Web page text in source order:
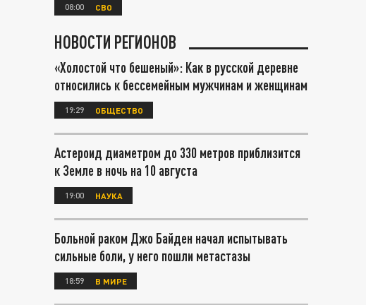
08:00 СВО
НОВОСТИ РЕГИОНОВ
«Холостой что бешеный»: Как в русской деревне
относились к бессемейным мужчинам и женщинам
19:29 ОБЩЕСТВО
Астероид диаметром до 330 метров приблизится
к Земле в ночь на 10 августа
19:00 НАУКА
Больной раком Джо Байден начал испытывать
сильные боли, у него пошли метастазы
18:59 В МИРЕ